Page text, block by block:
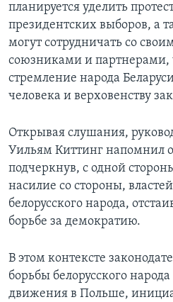
планируется уделить
президентских выборов, а
могут сотрудничать со
союзниками и партнерами,
стремление народа
человека и верховенству
Открывая слушания,
Уильям Киттинг напомнил
подчеркнув, с одной
насилие со стороны,
белорусского народа,
борьбе за демократию.
В этом контексте
борьбы белорусского
движения в Польше,